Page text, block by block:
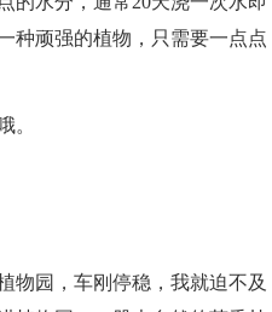
种顽强的植物，只需要一点点
。
物园，车刚停稳，我就迫不及